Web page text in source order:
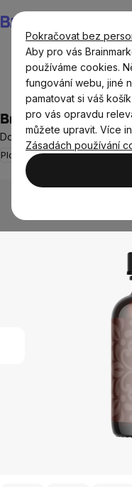
Pokračovat bez
Aby pro vás
používáme cookies.
fungování webu, jiné
pamatovat si váš
pro vás opravdu
můžete upravit. Více
Zásadách používání
na
obsah
Potraviny
BrainMax Pure®
Doplněk stravy
Plodnost
produktu
0,0
z